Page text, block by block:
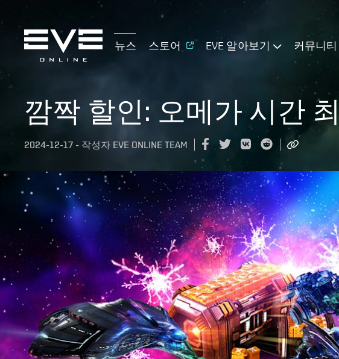
뉴스 스토어 EVE 알아보기 커뮤니티
깜짝 할인: 오메가 시간
2024-12-17 - 작성자 EVE ONLINE TEAM